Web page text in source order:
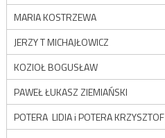
MARIA KOSTRZEWA
JERZY T MICHAJŁOWICZ
KOZIOŁ BOGUSŁAW
PAWEŁ ŁUKASZ ZIEMIAŃSKI
POTERA LIDIA i POTERA KRZYSZTOF